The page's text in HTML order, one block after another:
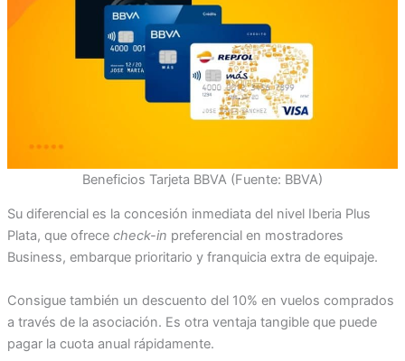
Beneficios Tarjeta BBVA (Fuente: BBVA)
Su diferencial es la concesión inmediata del nivel Iberia Plus
Plata, que ofrece check-in preferencial en mostradores
Business, embarque prioritario y franquicia extra de equipaje.
Consigue también un descuento del 10% en vuelos comprados
a través de la asociación. Es otra ventaja tangible que puede
pagar la cuota anual rápidamente.